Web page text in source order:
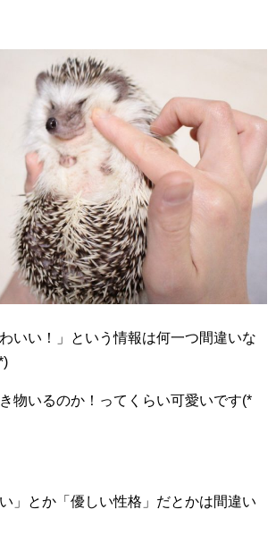
いい！」という情報は何一つ間違いな
物いるのか！ってくらい可愛いです(*
」とか「優しい性格」だとかは間違い